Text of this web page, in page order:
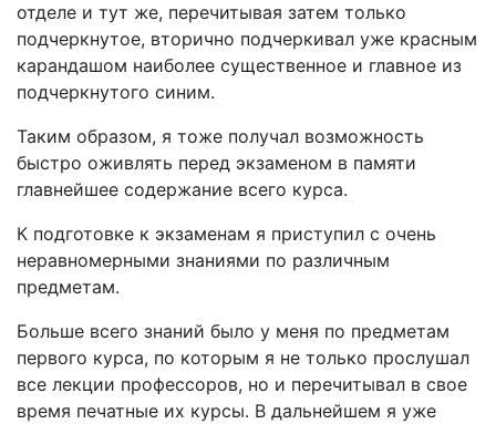
отделе и тут же, перечитывая затем только
подчеркнутое, вторично подчеркивал уже красным
карандашом наиболее существенное и главное из
подчеркнутого синим.
Таким образом, я тоже получал возможность
быстро оживлять перед экзаменом в памяти
главнейшее содержание всего курса.
К подготовке к экзаменам я приступил с очень
неравномерными знаниями по различным
предметам.
Больше всего знаний было у меня по предметам
первого курса, по которым я не только прослушал
все лекции профессоров, но и перечитывал в свое
время печатные их курсы. В дальнейшем я уже